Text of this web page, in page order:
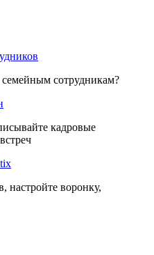
семейным сотрудникам?
кадровые
настройте воронку,